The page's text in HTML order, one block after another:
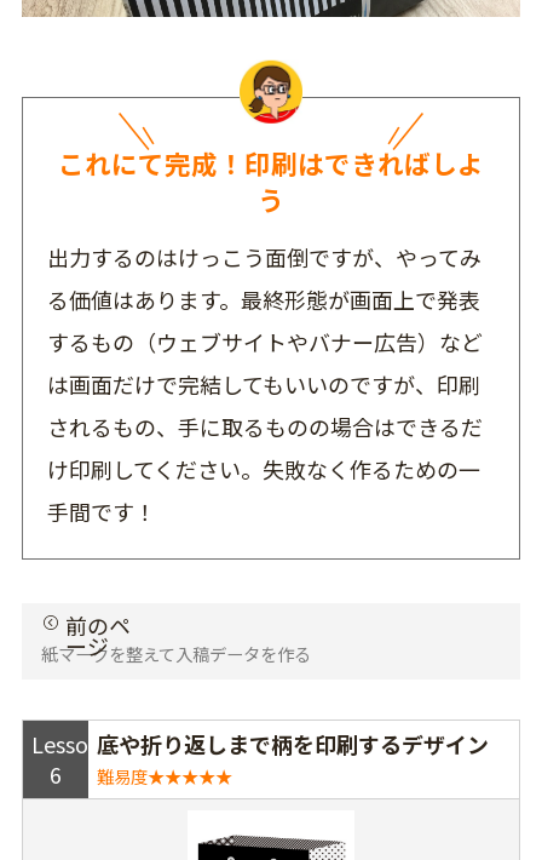
これにて完成！印刷はできればしよ
う
出力するのはけっこう面倒ですが、やってみ
る価値はあります。最終形態が画面上で発表
するもの（ウェブサイトやバナー広告）など
は画面だけで完結してもいいのですが、印刷
されるもの、手に取るものの場合はできるだ
け印刷してください。失敗なく作るための一
手間です！
紙マークを整えて入稿データを作る
Lesson
6
底や折り返しまで柄を印刷するデザイン
難易度★★★★★